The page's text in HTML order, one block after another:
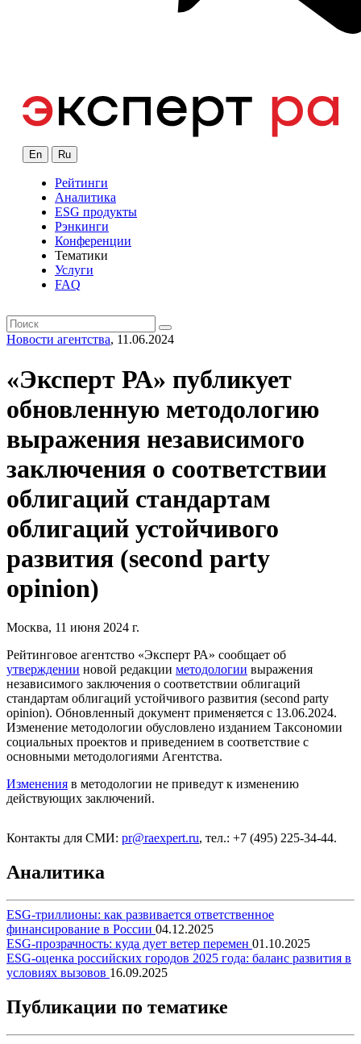
En Ru
Рейтинги
Аналитика
ESG продукты
Рэнкинги
Конференции
Тематики
Услуги
FAQ
Новости агентства, 11.06.2024
«Эксперт РА» публикует
обновленную методологию
выражения независимого
заключения о соответствии
облигаций стандартам
облигаций устойчивого
развития (second party
opinion)
Москва, 11 июня 2024 г.
Рейтинговое агентство «Эксперт РА» сообщает об
утверждении новой редакции методологии выражения
независимого заключения о соответствии облигаций
стандартам облигаций устойчивого развития (second party
opinion). Обновленный документ применяется с 13.06.2024.
Изменение методологии обусловлено изданием Таксономии
социальных проектов и приведением в соответствие с
основными методологиями Агентства.
Изменения в методологии не приведут к изменению
действующих заключений.
Контакты для СМИ: pr@raexpert.ru, тел.: +7 (495) 225-34-44.
Аналитика
ESG-триллионы: как развивается ответственное
финансирование в России 04.12.2025
ESG-прозрачность: куда дует ветер перемен 01.10.2025
ESG-оценка российских городов 2025 года: баланс развития в
условиях вызовов 16.09.2025
Публикации по тематике